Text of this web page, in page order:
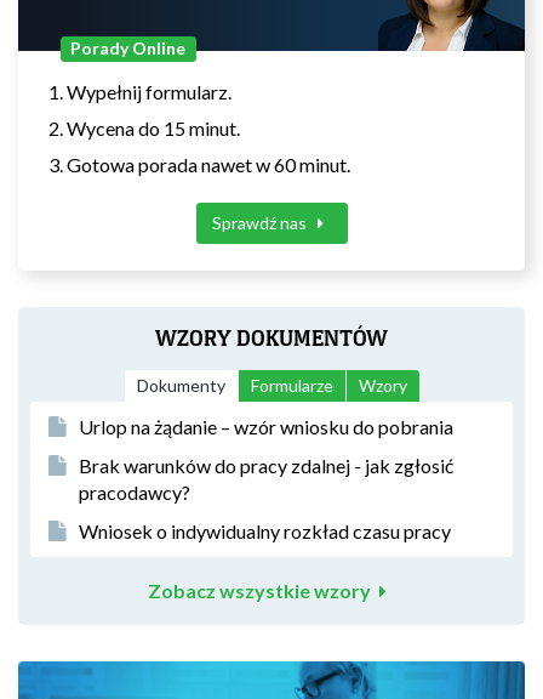
Porady Online
Wypełnij formularz.
Wycena do 15 minut.
Gotowa porada nawet w 60 minut.
Sprawdź nas
WZORY DOKUMENTÓW
Dokumenty Formularze Wzory
Urlop na żądanie – wzór wniosku do pobrania
Brak warunków do pracy zdalnej - jak zgłosić
pracodawcy?
Wniosek o indywidualny rozkład czasu pracy
Zobacz wszystkie wzory